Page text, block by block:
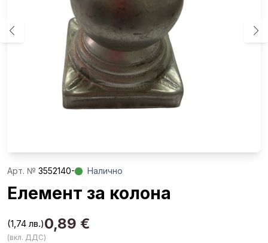
Aрт. № 3552140- Налично
Елемент за колона
0,89 €
(1,74 лв.)
(вкл. ДДС)